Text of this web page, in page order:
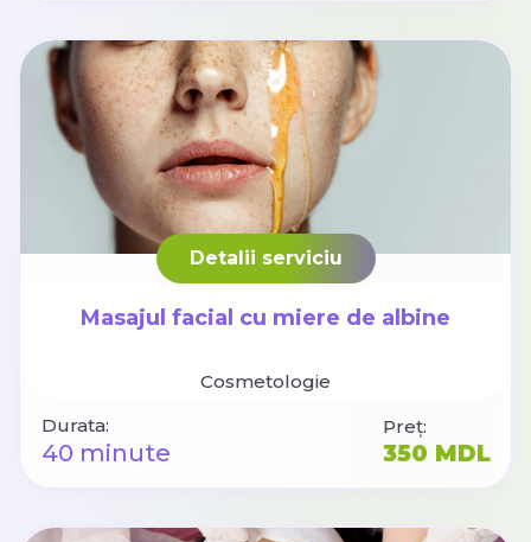
Detalii serviciu
Masajul facial cu miere de albine
Cosmetologie
Durata:
40 minute
Preț:
350 MDL